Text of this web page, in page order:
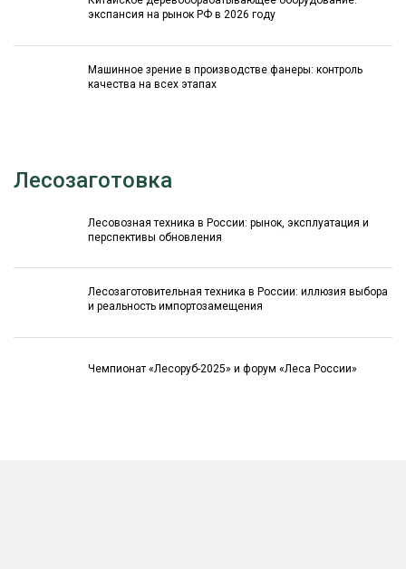
экспансия на рынок РФ в 2026 году
Машинное зрение в производстве фанеры: контроль
качества на всех этапах
Лесозаготовка
Лесовозная техника в России: рынок, эксплуатация и
перспективы обновления
Лесозаготовительная техника в России: иллюзия выбора
и реальность импортозамещения
Чемпионат «Лесоруб-2025» и форум «Леса России»